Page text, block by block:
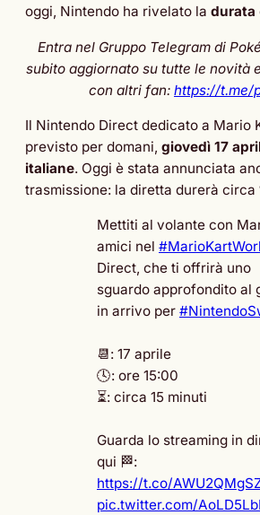
oggi, Nintendo ha rivelato la durata
Entra nel Gruppo Telegram di
subito aggiornato su tutte le novità
con altri fan: https://t.me/
Il Nintendo Direct dedicato a Mario
previsto per domani, giovedì 17
italiane. Oggi è stata annunciata
trasmissione: la diretta durerà circa
Mettiti al volante con
amici nel
Direct, che ti offrirà uno
sguardo approfondito al
in arrivo per
📆: 17 aprile
🕓: ore 15:00
⏳: circa 15 minuti
Guarda lo streaming in
qui 🏁:
https://t.co/
pic.twitter.com/